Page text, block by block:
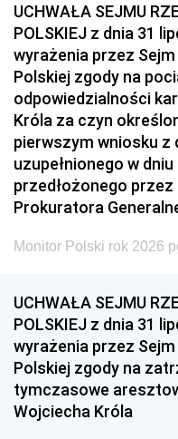
UCHWAŁA SEJMU
POLSKIEJ z dnia 31
wyrażenia przez
Polskiej zgody na
odpowiedzialności
Króla za czyn
pierwszym wniosku z
uzupełnionego w
przedłożonego
Prokuratora
Monitor Polski rok 2026
UCHWAŁA SEJMU
POLSKIEJ z dnia 31
wyrażenia przez
Polskiej zgody na
tymczasowe
Wojciecha Króla